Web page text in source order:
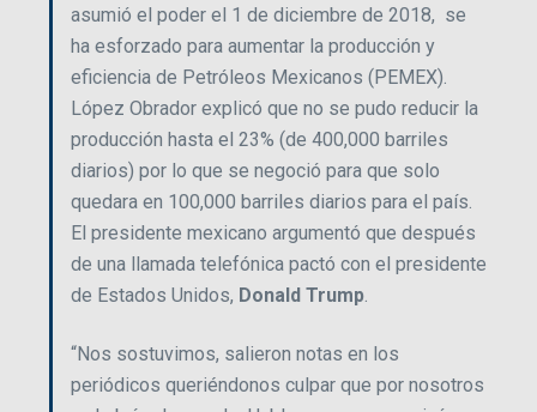
asumió el poder el 1 de diciembre de 2018, se
ha esforzado para aumentar la producción y
eficiencia de Petróleos Mexicanos (PEMEX).
López Obrador explicó que no se pudo reducir la
producción hasta el 23% (de 400,000 barriles
diarios) por lo que se negoció para que solo
quedara en 100,000 barriles diarios para el país.
El presidente mexicano argumentó que después
de una llamada telefónica pactó con el presidente
de Estados Unidos, Donald Trump.
“Nos sostuvimos, salieron notas en los
periódicos queriéndonos culpar que por nosotros